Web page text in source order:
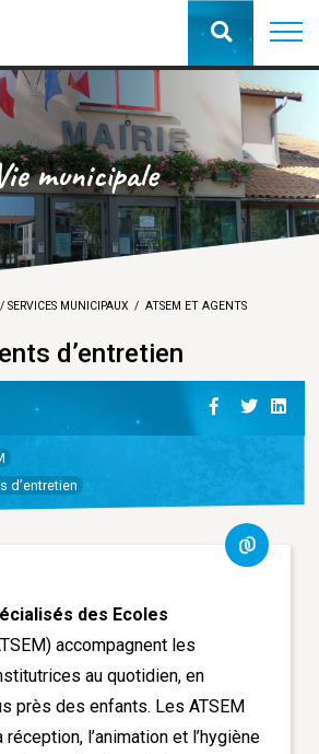
municipale
SERVICES MUNICIPAUX
ATSEM ET AGENTS
d’entretien
d’entretien
des Ecoles
accompagnent les
au quotidien, en
près des enfants. Les ATSEM
réception, l’animation et l’hygiène